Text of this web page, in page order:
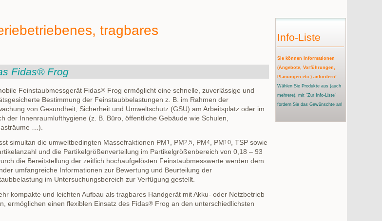
tragbares
Fidas® Frog
Feinstaubmessgerät Fidas® Frog ermöglicht eine schnelle, zuverlässige und
Bestimmung der Feinstaubbelastungen z. B. im Rahmen der
von Gesundheit, Sicherheit und Umweltschutz (GSU) am Arbeitsplatz oder im
der Innenraumlufthygiene (z. B. Büro, öffentliche Gebäude wie Schulen,
…).
simultan die umweltbedingten Massefraktionen PM1 , PM2,5 , PM4 , PM10
, TSP sowie
und die Partikelgrößenverteilung im Partikelgrößenbereich von 0,18 – 93
die Bereitstellung der zeitlich hochaufgelösten Feinstaubmesswerte werden dem
umfangreiche Informationen zur Bewertung und Beurteilung der
im Untersuchungsbereich zur Verfügung gestellt.
kompakte und leichten Aufbau als tragbares Handgerät mit Akku- oder Netzbetrieb
ermöglichen einen flexiblen Einsatz des Fidas® Frog an den unterschiedlichsten
Info-Liste
Sie können Informationen
(Angebote, Vorführungen,
Planungen etc.) anfordern!
Wählen Sie Produkte aus (auch
mehrere), mit "Zur Info-Liste"
fordern Sie das Gewünschte an!